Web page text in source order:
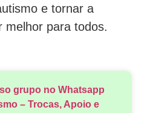
e tornar a
melhor para todos.
grupo no Whatsapp
– Trocas, Apoio e